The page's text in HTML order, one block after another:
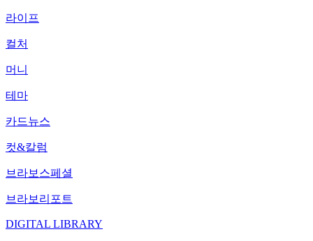
라이프
컬처
머니
테마
카드뉴스
컷&칼럼
브라보스페셜
브라보리포트
DIGITAL LIBRARY